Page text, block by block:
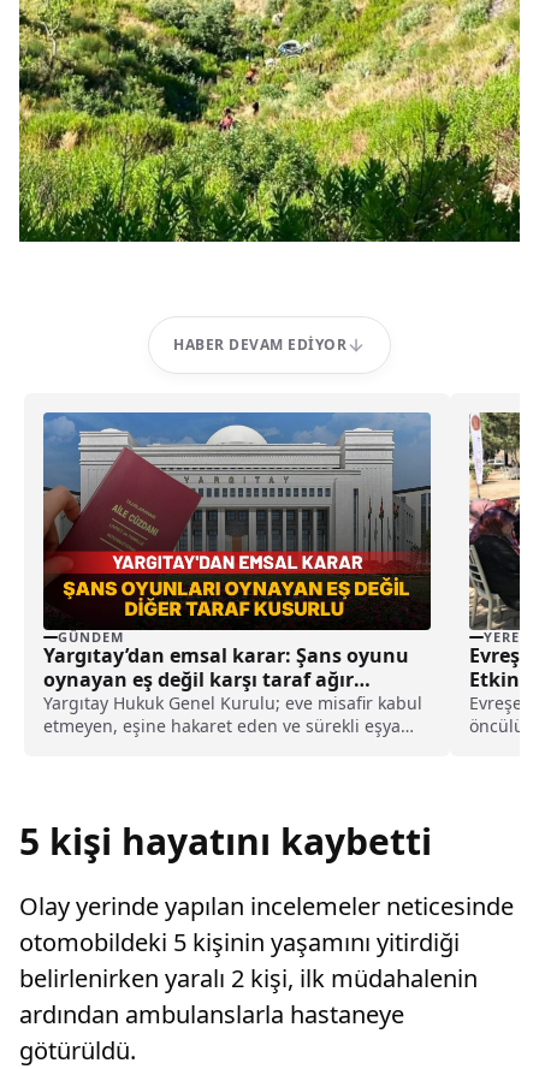
HABER DEVAM EDIYOR
GÜNDEM
Yargıtay’dan emsal karar: Şans oyunu
oynayan eş değil karşı taraf ağır
kusurlu sayıldı
Yargıtay Hukuk Genel Kurulu; eve misafir kabul
etmeyen, eşine hakaret eden ve sürekli eşya
YEREL
Evreşe
5 kişi hayatını kaybetti
Olay yerinde yapılan incelemeler neticesinde
otomobildeki 5 kişinin yaşamını yitirdiği
belirlenirken yaralı 2 kişi, ilk müdahalenin
ardından ambulanslarla hastaneye
götürüldü.